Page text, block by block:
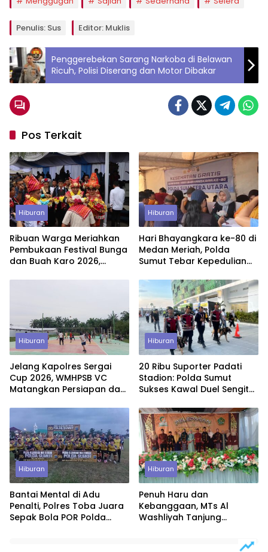
Penulis: Sus Editor: Muklis
Penggerebekan Sarang Narkoba di Belawan
Ricuh, Polisi Diserang dan Motor Dibakar
Pos Terkait
Hiburan
Ribuan Warga Meriahkan
Pembukaan Festival Bunga
dan Buah Karo 2026,
Hiburan
Hari Bhayangkara ke-80 di
Medan Meriah, Polda
Sumut Tebar Kepedulian
Gratis untuk Warga
Hiburan
Jelang Kapolres Sergai
Cup 2026, WMHPSB VC
Matangkan Persiapan dan
Hiburan
20 Ribu Suporter Padati
Stadion: Polda Sumut
Sukses Kawal Duel Sengit
Hiburan
Bantai Mental di Adu
Penalti, Polres Toba Juara
Sepak Bola POR Polda
Hiburan
Penuh Haru dan
Kebanggaan, MTs Al
Washliyah Tanjung